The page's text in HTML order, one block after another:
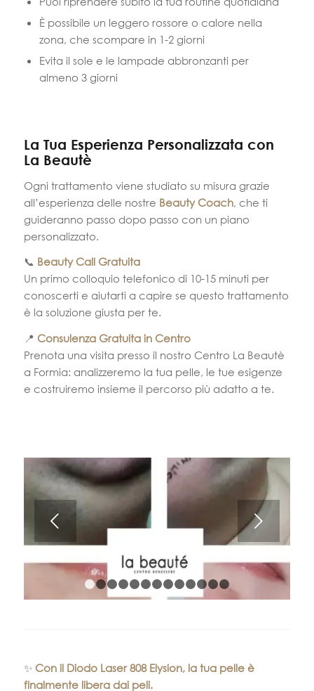
È possibile un leggero rossore o calore nella
zona, che scompare in 1-2 giorni
Evita il sole e le lampade abbronzanti per
almeno 3 giorni
La Tua Esperienza Personalizzata con
La Beautè
Ogni trattamento viene studiato su misura grazie
all’esperienza delle nostre Beauty Coach, che ti
guideranno passo dopo passo con un piano
personalizzato.
📞 Beauty Call Gratuita
Un primo colloquio telefonico di 10-15 minuti per
conoscerti e aiutarti a capire se questo trattamento
è la soluzione giusta per te.
📍 Consulenza Gratuita in Centro
Prenota una visita presso il nostro Centro La Beautè
a Formia: analizzeremo la tua pelle, le tue esigenze
e costruiremo insieme il percorso più adatto a te.
Succ
1 2 3 4 5 6 7 8
✨ Con il Diodo Laser 808 Elysion, la tua pelle è
finalmente libera dai peli.